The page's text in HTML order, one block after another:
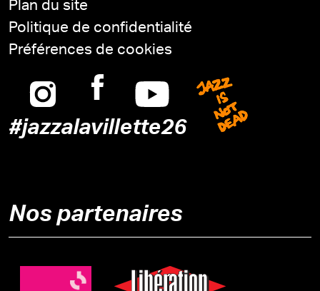
Plan du site
Politique de confidentialité
Préférences de cookies
Instagram
FacebookYoutube
#jazzalavillette26
Jazz is
Nos partenaires